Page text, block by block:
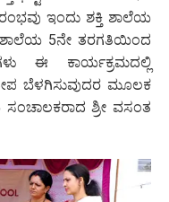
ಇಂದು ಶಕ್ತಿ ಶಾಲೆಯ
ಶಾಲೆಯ 5ನೇ ತರಗತಿಯಿಂದ
ಈ ಕಾರ್ಯಕ್ರಮದಲ್ಲಿ
ಬೆಳಗಿಸುವುದರ ಮೂಲಕ
ಶ್ರೀ ವಸಂತ